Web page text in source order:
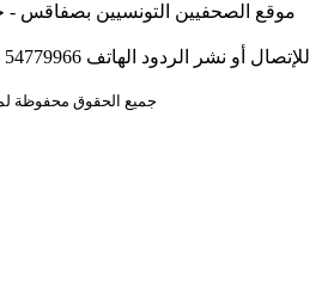
موقع الصحفيين التونسيين بصفاقس -
جميع الحقوق محفوظة